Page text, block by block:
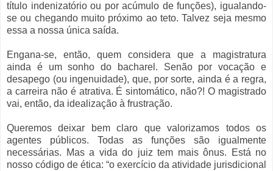
título indenizatório ou por acúmulo de funções), igualando-
se ou chegando muito próximo ao teto. Talvez seja mesmo
essa a nossa única saída.
Engana-se, então, quem considera que a magistratura
ainda é um sonho do bacharel. Senão por vocação e
desapego (ou ingenuidade), que, por sorte, ainda é a regra,
a carreira não é atrativa. É sintomático, não?! O magistrado
vai, então, da idealização à frustração.
Queremos deixar bem claro que valorizamos todos os
agentes públicos. Todas as funções são igualmente
necessárias. Mas a vida do juiz tem mais ônus. Está no
nosso código de ética: “o exercício da atividade jurisdicional